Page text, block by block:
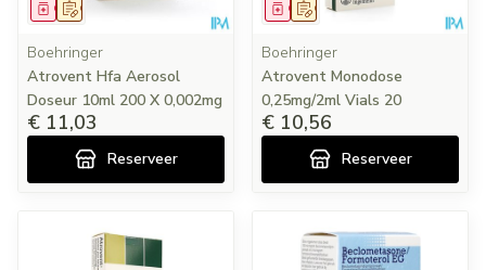
Op voorschrift
Geneesmiddel
Boehringer
Atrovent Hfa Aerosol
Doseur 10ml 200 X 0,002mg
€ 11,03
Reserveer
Op voorschrift
Geneesmiddel
Boehringer
Atrovent Monodose
0,25mg/2ml Vials 20
€ 10,56
Reserveer